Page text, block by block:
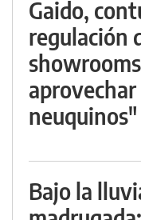
Gaido,
regulación
neuquinos"
Bajo la